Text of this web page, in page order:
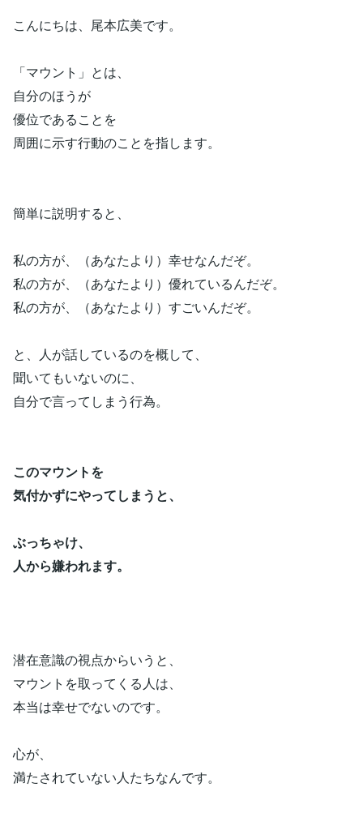
こんにちは、尾本広美です。
「マウント」とは、
自分のほうが
優位であることを
周囲に示す行動のことを指します。
簡単に説明すると、
私の方が、（あなたより）幸せなんだぞ。
私の方が、（あなたより）優れているんだぞ。
私の方が、（あなたより）すごいんだぞ。
と、人が話しているのを概して、
聞いてもいないのに、
自分で言ってしまう行為。
このマウントを
気付かずにやってしまうと、
ぶっちゃけ、
人から嫌われます。
潜在意識の視点からいうと、
マウントを取ってくる人は、
本当は幸せでないのです。
心が、
満たされていない人たちなんです。